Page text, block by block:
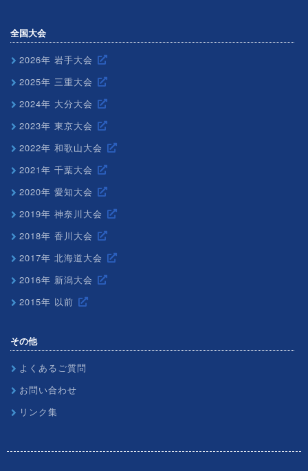
全国大会
2026年 岩手大会
2025年 三重大会
2024年 大分大会
2023年 東京大会
2022年 和歌山大会
2021年 千葉大会
2020年 愛知大会
2019年 神奈川大会
2018年 香川大会
2017年 北海道大会
2016年 新潟大会
2015年 以前
その他
よくあるご質問
お問い合わせ
リンク集